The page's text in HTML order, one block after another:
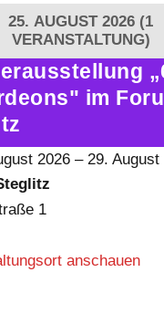
25. AUGUST 2026 (1
VERANSTALTUNG)
im
2026 – 29. August
1
anschauen